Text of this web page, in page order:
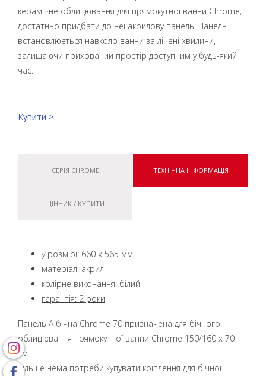
керамічне облицювання для прямокутної ванни Chrome,
достатньо придбати до неї акрилову панель. Панель
встановлюється навколо ванни за лічені хвилини,
залишаючи прихований простір доступним у будь-який
час.
Купити >
СЕРІЯ CHROME ТЕХНІЧНА ІНФОРМАЦІЯ
ЦІННИК / КУПИТИ
у розмірі: 660 x 565 мм
матеріал: акрил
колірне виконання: білий
гарантія: 2 роки
Панель A бічна Chrome 70 призначена для бічного
облицювання прямокутної ванни Chrome 150/160 x 70
см.
Більше нема потреби купувати кріплення для бічної